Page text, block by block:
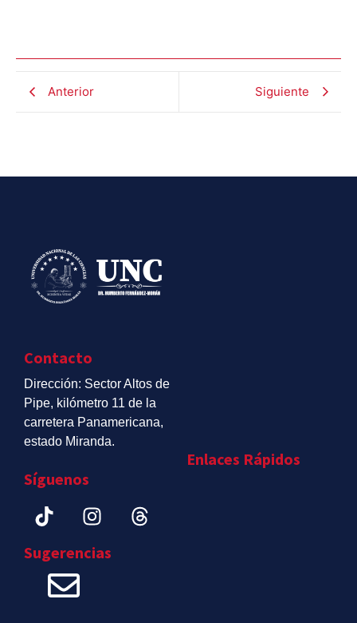
Anterior Siguiente
Contacto
Dirección: Sector Altos de
Pipe, kilómetro 11 de la
carretera Panamericana,
estado Miranda.
Síguenos
Sugerencias
Enlaces Rápidos